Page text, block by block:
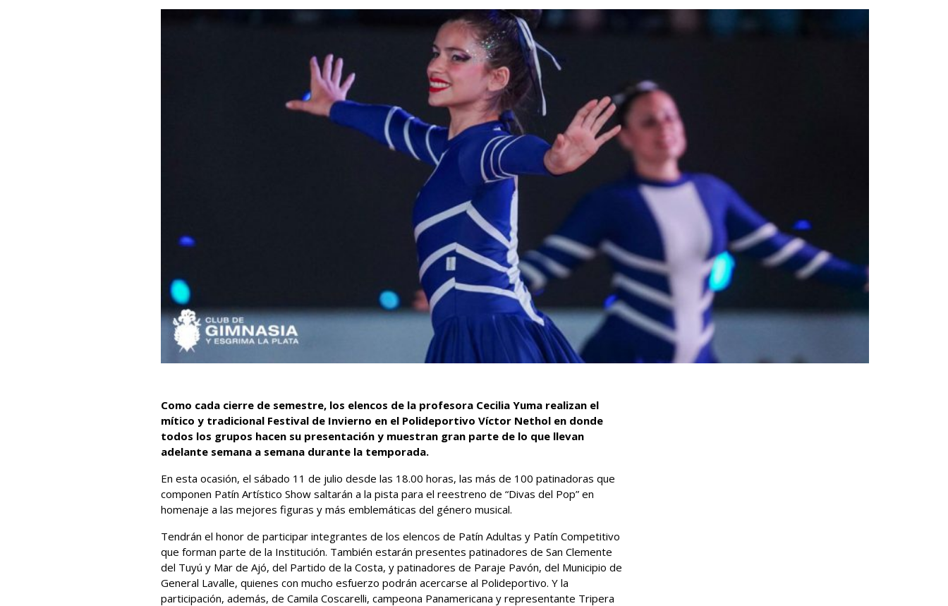
Como cada cierre de semestre, los elencos de la profesora Cecilia Yuma realizan el
mítico y tradicional Festival de Invierno en el Polideportivo Víctor Nethol en donde
todos los grupos hacen su presentación y muestran gran parte de lo que llevan
adelante semana a semana durante la temporada.
En esta ocasión, el sábado 11 de julio desde las 18.00 horas, las más de 100 patinadoras que
componen Patín Artístico Show saltarán a la pista para el reestreno de “Divas del Pop” en
homenaje a las mejores figuras y más emblemáticas del género musical.
Tendrán el honor de participar integrantes de los elencos de Patín Adultas y Patín Competitivo
que forman parte de la Institución. También estarán presentes patinadores de San Clemente
del Tuyú y Mar de Ajó, del Partido de la Costa, y patinadores de Paraje Pavón, del Municipio de
General Lavalle, quienes con mucho esfuerzo podrán acercarse al Polideportivo. Y la
participación, además, de Camila Coscarelli, campeona Panamericana y representante Tripera